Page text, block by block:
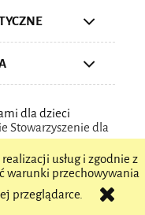
usług i zgodnie z
warunki przechowywania
przeglądarce.
dla dzieci
Stowarzyszenie dla
strony